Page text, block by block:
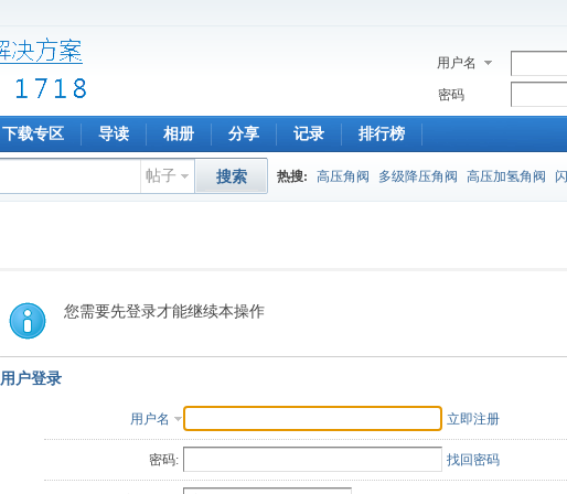
用户名
密码
下载专区 导读 相册 分享 记录 排行榜
帖子 搜索 热搜: 高压角阀 多级降压角阀 高压加氢角阀
您需要先登录才能继续本操作
用户登录
用户名 立即注册
密码: 找回密码